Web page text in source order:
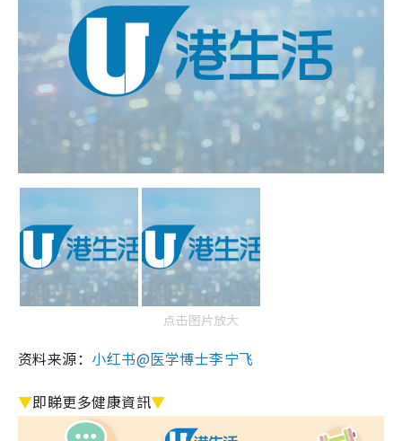
点击图片放大
资料来源： 小红书@医学博士李宁飞
▼即睇更多健康資訊▼